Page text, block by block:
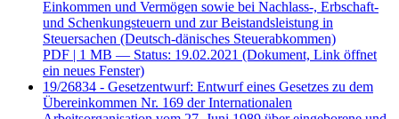
Einkommen und Vermögen sowie bei Nachlass-, Erbschaft-
und Schenkungsteuern und zur Beistandsleistung in
Steuersachen (Deutsch-dänisches Steuerabkommen)
PDF | 1 MB — Status: 19.02.2021 (Dokument, Link öffnet
ein neues Fenster)
19/26834 - Gesetzentwurf: Entwurf eines Gesetzes zu dem
Übereinkommen Nr. 169 der Internationalen